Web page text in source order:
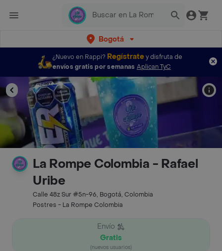
Bogotá
¿Nuevo en Rappi? Regístratey disfruta de
envíos gratis por semanas Aplican TyC
La Rompe Colombia - Rafael
Uribe
Calle 48z Sur #5n-96, Bogotá, Colombia
Postres - La Rompe Colombia
Envío
Gratis
(nuevos usuarios)